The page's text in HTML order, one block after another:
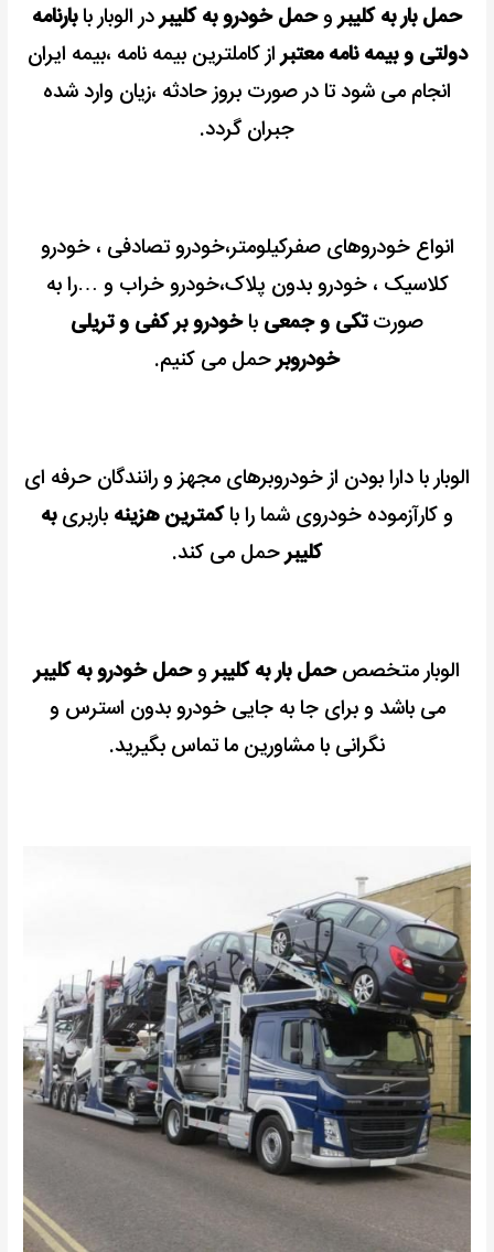
حمل بار به کلیبروحمل خودرو به کلیبردر الوبار بابارنامه
دولتی و بیمه نامه معتبراز کاملترین بیمه نامه ،بیمه ایران
انجام می شود تا در صورت بروز حادثه ،زیان وارد شده
جبران گردد.
انواع خودروهای صفرکیلومتر،خودرو تصادفی ، خودرو
کلاسیک ، خودرو بدون پلاک،خودرو خراب و …را به
صورتتکی و جمعی باخودرو بر کفی و تریلی
خودروبرحمل می کنیم.
الوبار با دارا بودن از خودروبرهای مجهز و رانندگان حرفه ای
و کارآزموده خودروی شما را باکمترین هزینه باربریبه
کلیبرحمل می کند.
الوبار متخصصحمل بار به کلیبروحمل خودرو به کلیبر
می باشد و برای جا به جایی خودرو بدون استرس و
نگرانی با مشاورین ما تماس بگیرید.